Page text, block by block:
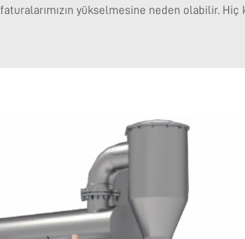
faturalarımızın yükselmesine neden olabilir.